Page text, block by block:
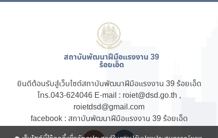
สถาบันพัฒนาฝีมือแรงงาน 39
ร้อยเอ็ด
ยินดีต้อนรับสู่เว็บไซต์สถาบันพัฒนาฝีมือแรงงาน 39 ร้อยเอ็ด
โทร.043-624046 E-mail : roiet@dsd.go.th ,
roietdsd@gmail.com
facebook : สถาบันพัฒนาฝีมือแรงงาน 39 ร้อยเอ็ด